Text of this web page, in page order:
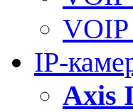
IP-
Axis